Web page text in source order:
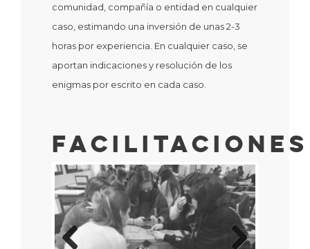
comunidad, compañía o entidad en cualquier
caso, estimando una inversión de unas 2-3
horas por experiencia. En cualquier caso, se
aportan indicaciones y resolución de los
enigmas por escrito en cada caso.
Facilitaciones